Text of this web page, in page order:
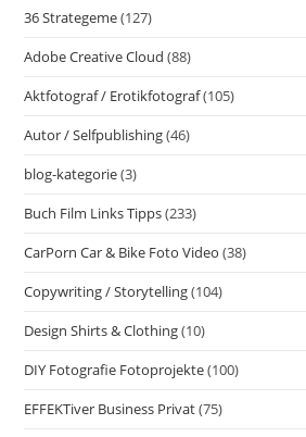
36 Strategeme(127)
Adobe Creative Cloud (88)
Aktfotograf / Erotikfotograf(105)
Autor / Selfpublishing(46)
blog-kategorie(3)
Buch Film Links Tipps(233)
CarPorn Car & Bike Foto Video (38)
Copywriting / Storytelling(104)
Design Shirts & Clothing(10)
DIY Fotografie Fotoprojekte(100)
EFFEKTiver Business Privat(75)